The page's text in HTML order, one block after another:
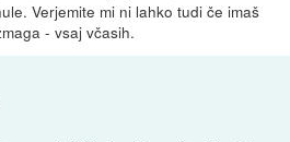
Verjemite mi ni lahko tudi če imaš
- vsaj včasih.